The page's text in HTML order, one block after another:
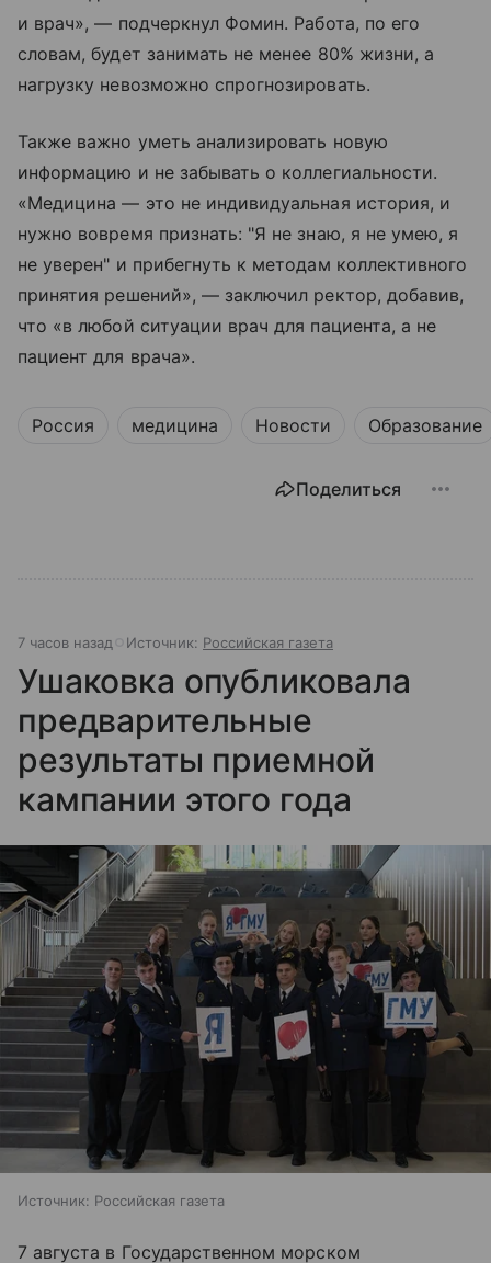
и врач», — подчеркнул Фомин. Работа, по его
словам, будет занимать не менее 80% жизни, а
нагрузку невозможно спрогнозировать.
Также важно уметь анализировать новую
информацию и не забывать о коллегиальности.
«Медицина — это не индивидуальная история, и
нужно вовремя признать: "Я не знаю, я не умею, я
не уверен" и прибегнуть к методам коллективного
принятия решений», — заключил ректор, добавив,
что «в любой ситуации врач для пациента, а не
пациент для врача».
Россия медицина Новости Образование
Поделиться
7 часов назад Источник: Российская газета
Ушаковка опубликовала
предварительные
результаты приемной
кампании этого года
Источник: Российская газета
7 августа в Государственном морском